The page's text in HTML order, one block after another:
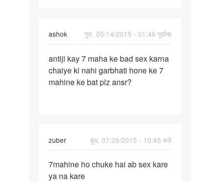
ashok
गुरु, 05/14/2015 - 01:46 पूर्वान्ह
antiji
kay
7
antiji kay 7 maha ke bad sex karna
chaiye ki nahi garbhati hone ke 7
mahine ke bat plz ansr?
zuber
बुध, 07/29/2015 - 10:45 बजे
7mahine
ho
7mahine ho chuke hai ab sex kare
ya na kare